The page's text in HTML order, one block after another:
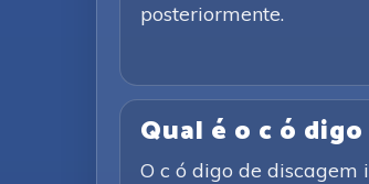
posteriormente.
Qual é o c ó
O c ó digo de discagem